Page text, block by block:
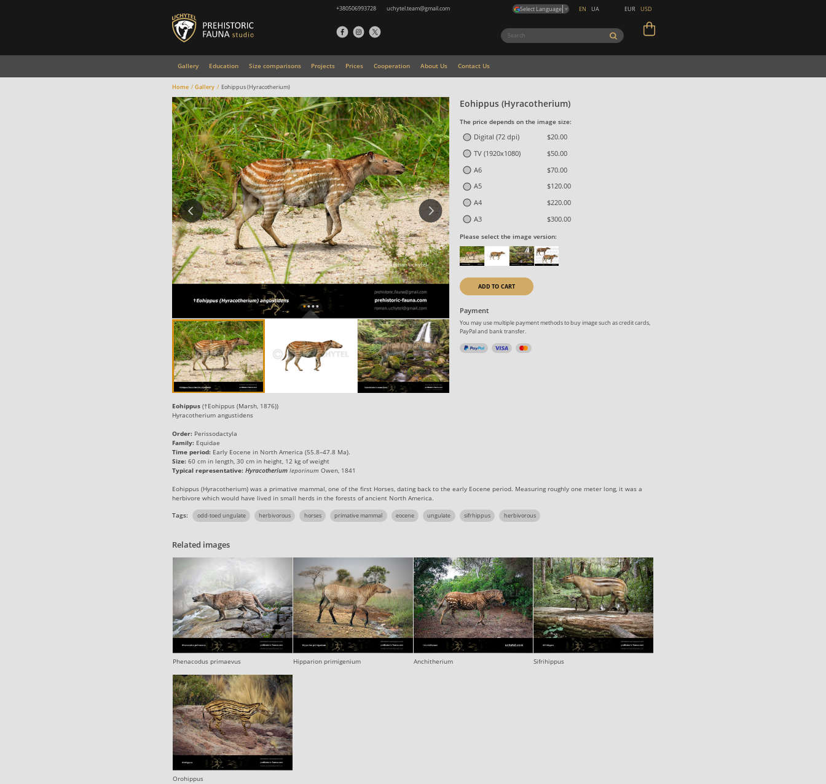
+380506993728 uchytel.team@gmail.com Select Language ▼ EN UA EUR USD
Gallery Education Size comparisons Projects Prices Cooperation About Us Contact Us
Home Gallery Eohippus (Hyracotherium)
Eohippus (Hyracotherium)
The price depends on the image size:
Digital (72 dpi)
$20.00
TV (1920x1080)
$50.00
A6
$70.00
A5
$120.00
A4
$220.00
A3
$300.00
Please select the image version:
ADD TO CART
Payment
You may use multiple payment methods to buy image such as credit cards,
PayPal and bank transfer.
Eohippus (†Eohippus (Marsh, 1876))
Hyracotherium angustidens
Order: Perissodactyla
Family: Equidae
Time period: Early Eocene in North America (55.8–47.8 Ma).
Size: 60 cm in length, 30 cm in height, 12 kg of weight
Typical representative: Hyracotherium leporinumOwen, 1841
Eohippus (Hyracotherium) was a primative mammal, one of the first Horses, dating back to the early Eocene period. Measuring roughly one meter long, it was a
herbivore which would have lived in small herds in the forests of ancient North America.
Tags: odd-toed ungulate herbivorous horses primative mammal eocene ungulate sifrhippus herbivorous
Related images
Phenacodus primaevus Hipparion primigenium Anchitherium Sifrihippus
Orohippus